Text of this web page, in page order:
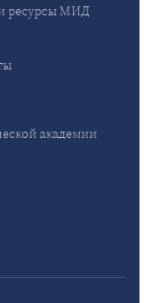
ресурсы МИД
академии